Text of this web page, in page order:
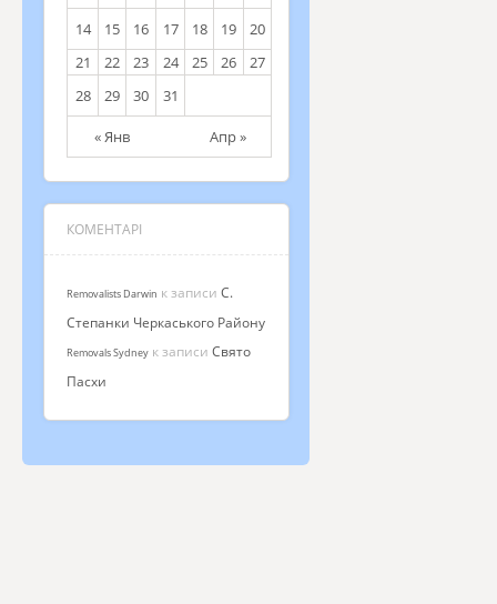
« Янв Апр »
14 15 16 17 18 19
20
21
22 23 24 25 26
27
28
29 30 31
КОМЕНТАРІ
Removalists Darwin к записи С.
Степанки Черкаського Району
Removals Sydney к записи Свято
Пасхи